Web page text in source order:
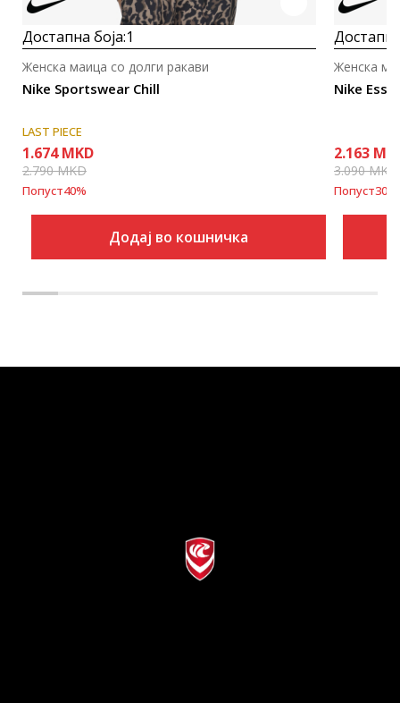
Достапна боја:1
Nike Sportswear Chill
Женска маица со долги ракави
LAST PIECE
1.674 MKD
2.790MKD
Попуст40%
Додај во кошничка
Nike
Женска
2.163
3.090MKD
Попуст30